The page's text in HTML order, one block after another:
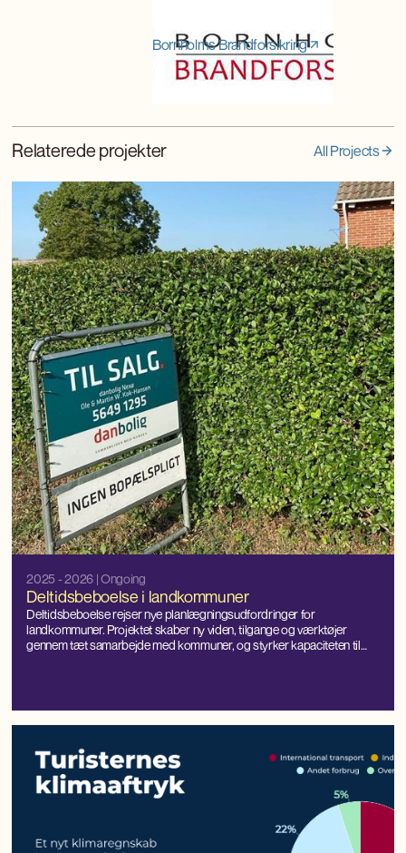
Bornholms Brandforsikring
Relaterede projekter All Projects
2025 - 2026| Ongoing
Deltidsbeboelse i landkommuner
Deltidsbeboelse rejser nye planlægningsudfordringer for
landkommuner. Projektet skaber ny viden, tilgange og værktøjer
gennem tæt samarbejde med kommuner, og styrker kapaciteten til